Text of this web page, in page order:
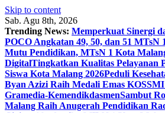
Skip to content
Sab. Agu 8th, 2026
Trending News: Memperkuat Sinergi
POCO Angkatan 49, 50, dan 51
Mutu Pendidikan, MTsN 1 Kota
DigitalTingkatkan Kualitas Pelayanan
Siswa Kota Malang 2026Peduli
Byan Azizi Raih Medali Emas
Gramedia-KemendikdasmenSambut
Malang Raih Anugerah Pendidikan